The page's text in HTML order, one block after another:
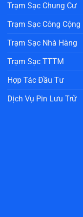
Trạm Sạc Chung Cư
Trạm Sạc Công Cộng
Trạm Sạc Nhà Hàng
Trạm Sạc TTTM
Hợp Tác Đầu Tư
Dịch Vụ Pin Lưu Trữ